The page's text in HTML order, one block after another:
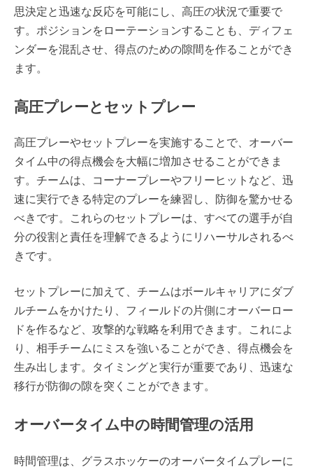
思決定と迅速な反応を可能にし、高圧の状況で重要で
す。ポジションをローテーションすることも、ディフェ
ンダーを混乱させ、得点のための隙間を作ることができ
ます。
高圧プレーとセットプレー
高圧プレーやセットプレーを実施することで、オーバー
タイム中の得点機会を大幅に増加させることができま
す。チームは、コーナープレーやフリーヒットなど、迅
速に実行できる特定のプレーを練習し、防御を驚かせる
べきです。これらのセットプレーは、すべての選手が自
分の役割と責任を理解できるようにリハーサルされるべ
きです。
セットプレーに加えて、チームはボールキャリアにダブ
ルチームをかけたり、フィールドの片側にオーバーロー
ドを作るなど、攻撃的な戦略を利用できます。これによ
り、相手チームにミスを強いることができ、得点機会を
生み出します。タイミングと実行が重要であり、迅速な
移行が防御の隙を突くことができます。
オーバータイム中の時間管理の活用
時間管理は、グラスホッケーのオーバータイムプレーに